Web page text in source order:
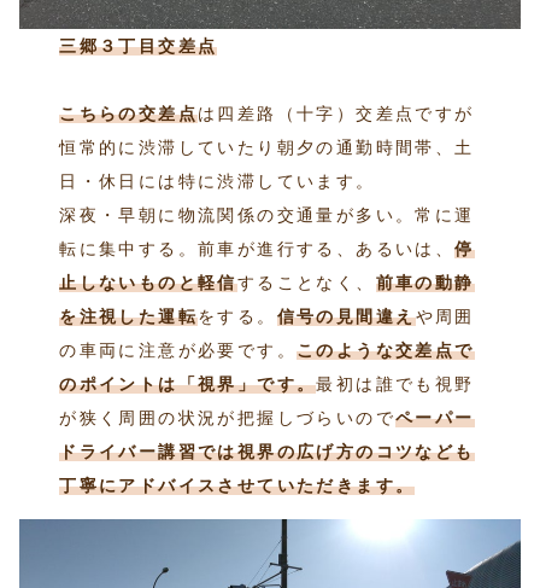
三郷３丁目交差点
こちらの交差点は四差路（十字）交差点ですが
恒常的に渋滞していたり朝夕の通勤時間帯、土
日・休日には特に渋滞しています。
深夜・早朝に物流関係の交通量が多い。常に運
転に集中する。前車が進行する、あるいは、停
止しないものと軽信することなく、 前車の動静
を注視した運転をする。 信号の見間違えや周囲
の車両に注意が必要です。このような交差点で
のポイントは「視界」です。最初は誰でも視野
が狭く周囲の状況が把握しづらいのでペーパー
ドライバー講習では視界の広げ方のコツなども
丁寧にアドバイスさせていただきます。